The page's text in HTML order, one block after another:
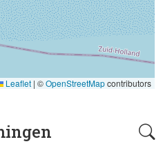
Leaflet | ©OpenStreetMapcontributors